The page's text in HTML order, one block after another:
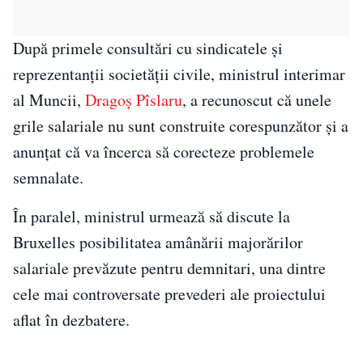
După primele consultări cu sindicatele și
reprezentanții societății civile, ministrul interimar
al Muncii, Dragoș Pîslaru, a recunoscut că unele
grile salariale nu sunt construite corespunzător și a
anunțat că va încerca să corecteze problemele
semnalate.
În paralel, ministrul urmează să discute la
Bruxelles posibilitatea amânării majorărilor
salariale prevăzute pentru demnitari, una dintre
cele mai controversate prevederi ale proiectului
aflat în dezbatere.